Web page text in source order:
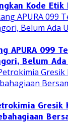
Kode Etik
APURA 099
Belum Ada
Gresik